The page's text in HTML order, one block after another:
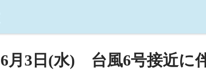
6月3日(水) 台風6号接近に